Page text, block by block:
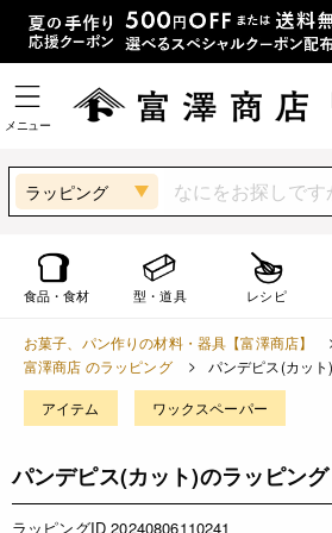
メニュー
ラッピング
食品・食材 型・道具 レシピ
お菓子、パン作りの材料・器具【富澤商店】
富澤商店 のラッピング
パンデピス(カッ
アイテム ワックスペーパー
パンデピス(カット)のラッピング
ラッピングID 20240806110241